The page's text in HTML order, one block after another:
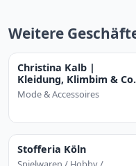
Weitere
Christina Kalb |
Kleidung, Klimbim & Co.
Mode & Accessoires
Stofferia Köln